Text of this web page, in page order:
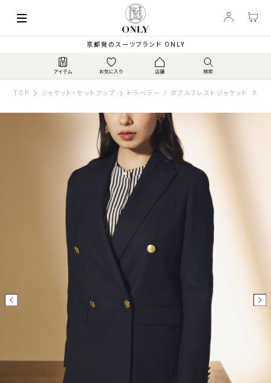
京都発のスーツブランド ONLY
TOP ジャケット・セットアップ トラベラー / ダブルブレストジャケット ネイ